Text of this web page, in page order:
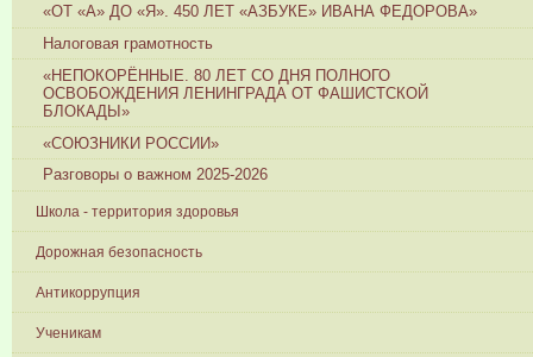
«ОТ «А» ДО «Я». 450 ЛЕТ «АЗБУКЕ» ИВАНА ФЕДОРОВА»
Налоговая грамотность
«НЕПОКОРЁННЫЕ. 80 ЛЕТ СО ДНЯ ПОЛНОГО
ОСВОБОЖДЕНИЯ ЛЕНИНГРАДА ОТ ФАШИСТСКОЙ
БЛОКАДЫ»
«СОЮЗНИКИ РОССИИ»
Разговоры о важном 2025-2026
Школа - территория здоровья
Дорожная безопасность
Антикоррупция
Ученикам